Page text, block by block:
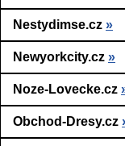
Nestydimse.cz »
Newyorkcity.cz »
Noze-Lovecke.cz
Obchod-Dresy.cz